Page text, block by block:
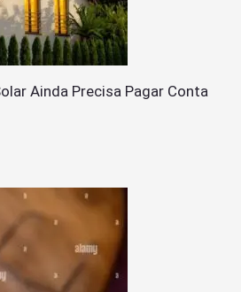
Ainda Precisa Pagar Conta